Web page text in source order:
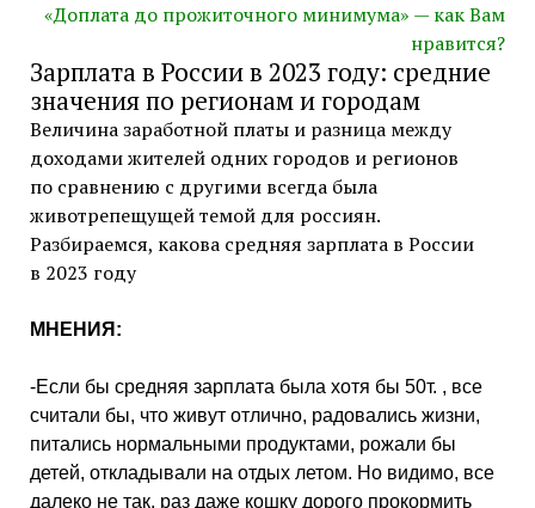
«Доплата до прожиточного минимума» — как Вам
нравится?
Зарплата в России в 2023 году: средние
значения по регионам и городам
Величина заработной платы и разница между
доходами жителей одних городов и регионов
по сравнению с другими всегда была
животрепещущей темой для россиян.
Разбираемся, какова средняя зарплата в России
в 2023 году
МНЕНИЯ:
-Если бы средняя зарплата была хотя бы 50т. , все
считали бы, что живут отлично, радовались жизни,
питались нормальными продуктами, рожали бы
детей, откладывали на отдых летом. Но видимо, все
далеко не так, раз даже кошку дорого прокормить